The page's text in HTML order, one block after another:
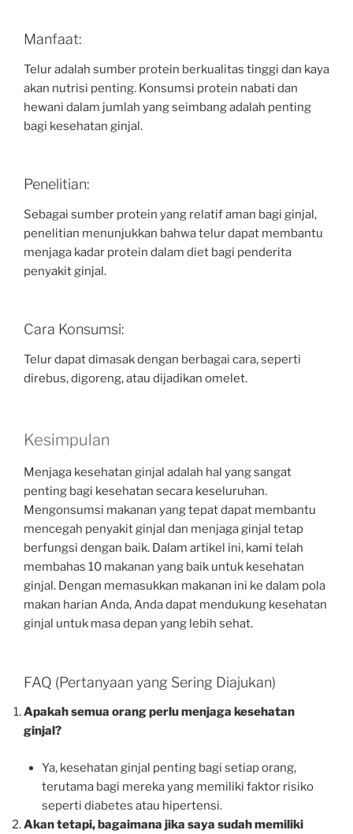
Manfaat:
Telur adalah sumber protein berkualitas tinggi dan kaya
akan nutrisi penting. Konsumsi protein nabati dan
hewani dalam jumlah yang seimbang adalah penting
bagi kesehatan ginjal.
Penelitian:
Sebagai sumber protein yang relatif aman bagi ginjal,
penelitian menunjukkan bahwa telur dapat membantu
menjaga kadar protein dalam diet bagi penderita
penyakit ginjal.
Cara Konsumsi:
Telur dapat dimasak dengan berbagai cara, seperti
direbus, digoreng, atau dijadikan omelet.
Kesimpulan
Menjaga kesehatan ginjal adalah hal yang sangat
penting bagi kesehatan secara keseluruhan.
Mengonsumsi makanan yang tepat dapat membantu
mencegah penyakit ginjal dan menjaga ginjal tetap
berfungsi dengan baik. Dalam artikel ini, kami telah
membahas 10 makanan yang baik untuk kesehatan
ginjal. Dengan memasukkan makanan ini ke dalam pola
makan harian Anda, Anda dapat mendukung kesehatan
ginjal untuk masa depan yang lebih sehat.
FAQ (Pertanyaan yang Sering Diajukan)
Apakah semua orang perlu menjaga kesehatan
ginjal?
Ya, kesehatan ginjal penting bagi setiap orang,
terutama bagi mereka yang memiliki faktor risiko
seperti diabetes atau hipertensi.
Akan tetapi, bagaimana jika saya sudah memiliki